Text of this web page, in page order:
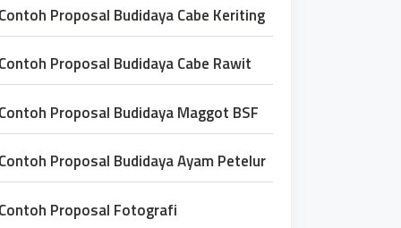
Proposal Budidaya Cabe Keriting
Proposal Budidaya Cabe Rawit
Proposal Budidaya Maggot BSF
Proposal Budidaya Ayam Petelur
Proposal Fotografi